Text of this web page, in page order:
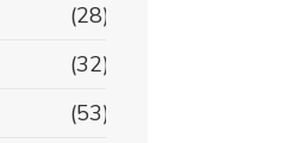
(28)
(32)
(53)